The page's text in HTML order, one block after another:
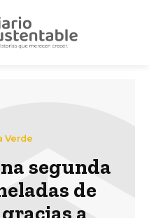
Verde
segunda
de